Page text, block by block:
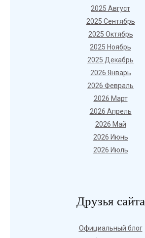
2025 Август
2025 Сентябрь
2025 Октябрь
2025 Ноябрь
2025 Декабрь
2026 Январь
2026 Февраль
2026 Март
2026 Апрель
2026 Май
2026 Июнь
2026 Июль
Друзья сайта
Официальный блог